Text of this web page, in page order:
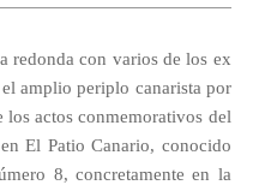
redonda con varios de los ex
amplio periplo canarista por
actos conmemorativos del
El Patio Canario, conocido
8, concretamente en la